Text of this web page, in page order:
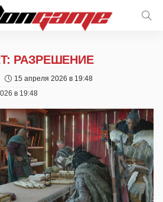
РАЗРЕШЕНИЕ
15 апреля 2026 в 19:48
в 19:48